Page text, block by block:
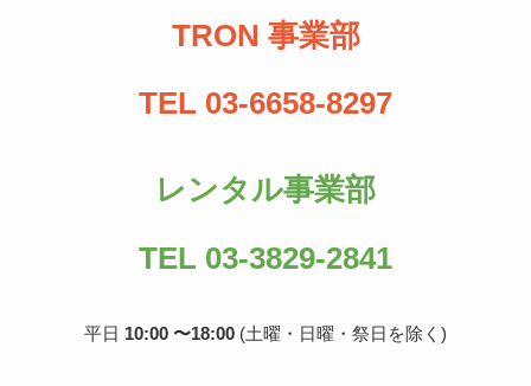
TRON 事業部
TEL 03-6658-8297
レンタル事業部
TEL 03-3829-2841
平日 10:00 〜18:00 (土曜・日曜・祭日を除く)